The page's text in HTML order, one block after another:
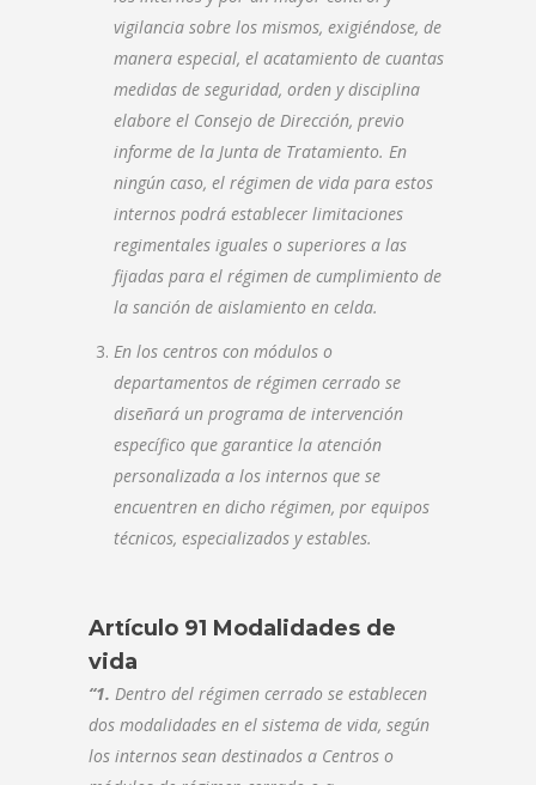
vigilancia sobre los mismos, exigiéndose, de
manera especial, el acatamiento de cuantas
medidas de seguridad, orden y disciplina
elabore el Consejo de Dirección, previo
informe de la Junta de Tratamiento. En
ningún caso, el régimen de vida para estos
internos podrá establecer limitaciones
regimentales iguales o superiores a las
fijadas para el régimen de cumplimiento de
la sanción de aislamiento en celda.
En los centros con módulos o
departamentos de régimen cerrado se
diseñará un programa de intervención
específico que garantice la atención
personalizada a los internos que se
encuentren en dicho régimen, por equipos
técnicos, especializados y estables.
Artículo 91 Modalidades de
vida
“1. Dentro del régimen cerrado se establecen
dos modalidades en el sistema de vida, según
los internos sean destinados a Centros o